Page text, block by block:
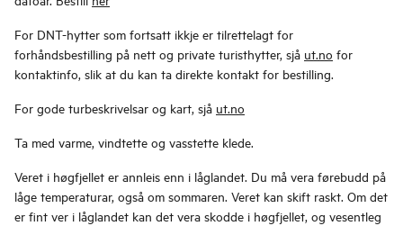
For DNT-hytter som fortsatt ikkje er tilrettelagt for
forhåndsbestilling på nett og private turisthytter, sjå ut.no for
kontaktinfo, slik at du kan ta direkte kontakt for bestilling.
For gode turbeskrivelsar og kart, sjå ut.no
Ta med varme, vindtette og vasstette klede.
Veret i høgfjellet er annleis enn i låglandet. Du må vera førebudd på
låge temperaturar, også om sommaren. Veret kan skift raskt. Om det
er fint ver i låglandet kan det vera skodde i høgfjellet, og vesentleg